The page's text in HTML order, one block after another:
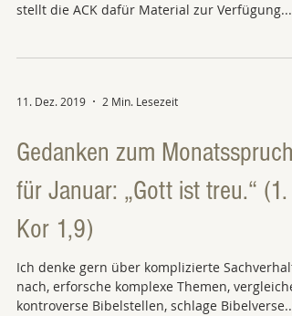
stellt die ACK dafür Material zur Verfügung...
11. Dez. 2019 2 Min. Lesezeit
Gedanken zum Monatsspruch
für Januar: „Gott ist treu.“ (1.
Kor 1,9)
Ich denke gern über komplizierte
nach, erforsche komplexe Themen, vergleiche
kontroverse Bibelstellen, schlage Bibelverse...